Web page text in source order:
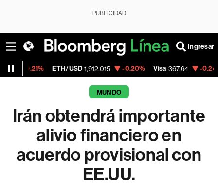
PUBLICIDAD
Ingresar
ETH/USD 1,912.015 -0.20% Visa 367.64 -0.24%
MUNDO
Irán obtendrá importante
alivio financiero en
acuerdo provisional con
EE.UU.